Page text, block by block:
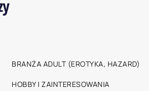
BRANŻA ADULT (EROTYKA, HAZARD)
HOBBY I ZAINTERESOWANIA